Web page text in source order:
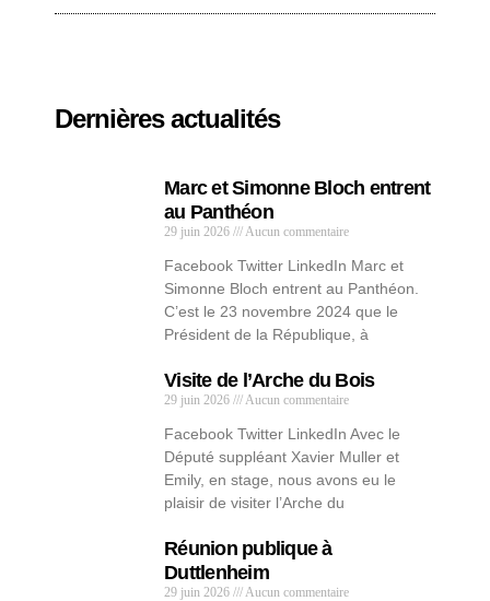
Dernières actualités
Marc et Simonne Bloch entrent
au Panthéon
29 juin 2026 Aucun commentaire
Facebook Twitter LinkedIn Marc et
Simonne Bloch entrent au Panthéon.
C’est le 23 novembre 2024 que le
Président de la République, à
Visite de l’Arche du Bois
29 juin 2026 Aucun commentaire
Facebook Twitter LinkedIn Avec le
Député suppléant Xavier Muller et
Emily, en stage, nous avons eu le
plaisir de visiter l’Arche du
Réunion publique à
Duttlenheim
29 juin 2026 Aucun commentaire